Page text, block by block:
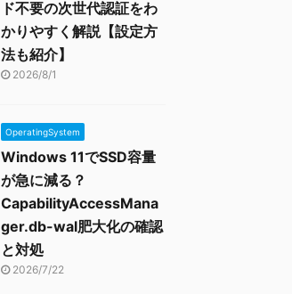
ド不要の次世代認証をわ
かりやすく解説【設定方
法も紹介】
2026/8/1
OperatingSystem
Windows 11でSSD容量
が急に減る？
CapabilityAccessMana
ger.db-wal肥大化の確認
と対処
2026/7/22